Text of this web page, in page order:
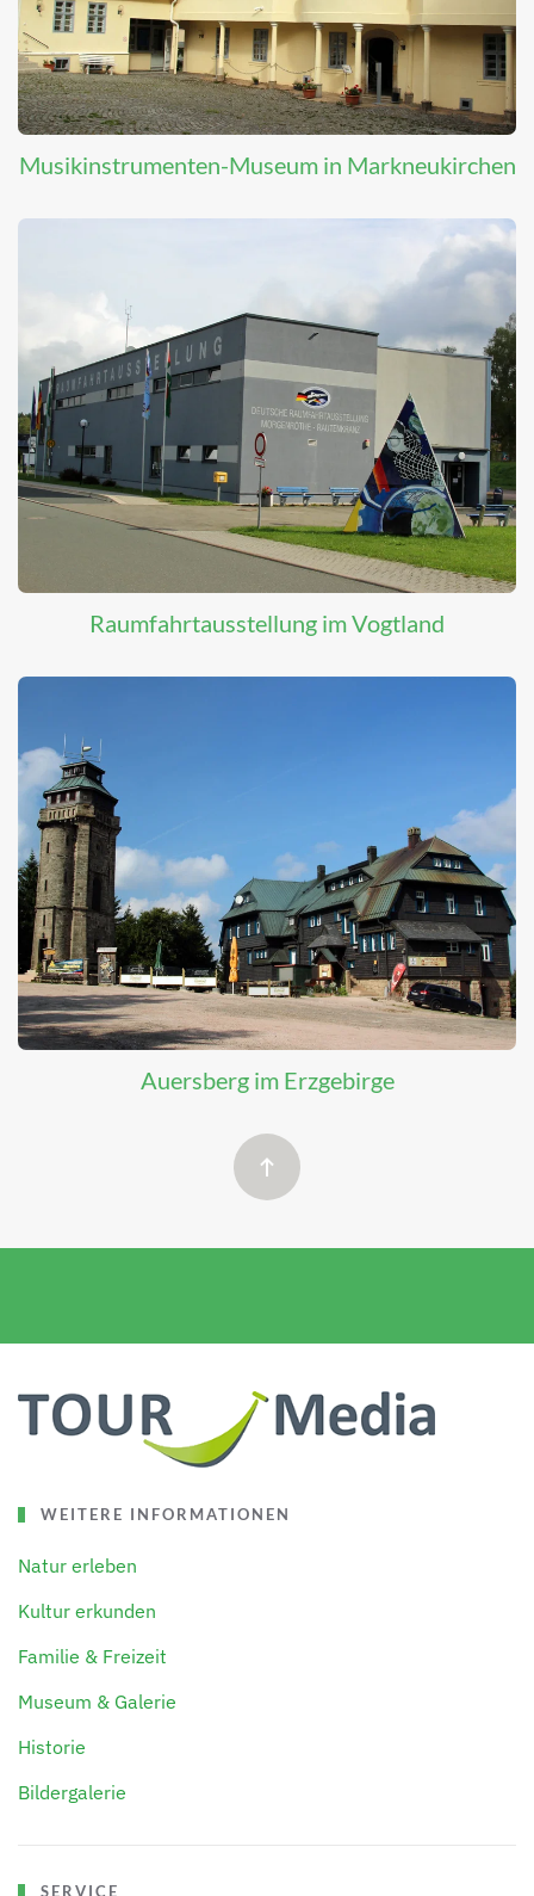
Musikinstrumenten-Museum in Markneukirchen
Raumfahrtausstellung im Vogtland
Auersberg im Erzgebirge
WEITERE INFORMATIONEN
Natur erleben
Kultur erkunden
Familie & Freizeit
Museum & Galerie
Historie
Bildergalerie
SERVICE